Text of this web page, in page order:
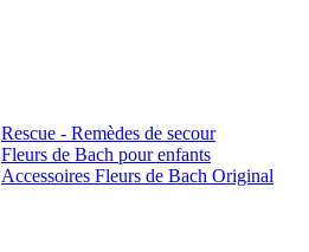
Rescue - Remèdes de secour
Fleurs de Bach pour enfants
Accessoires Fleurs de Bach Original